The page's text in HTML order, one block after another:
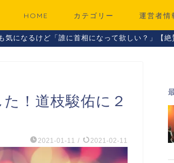
HOME カテゴリー 運営者情
気になるけど「誰に首相になって欲しい？」【絶
！道枝駿佑に２
2021-01-11 / 2021-02-11